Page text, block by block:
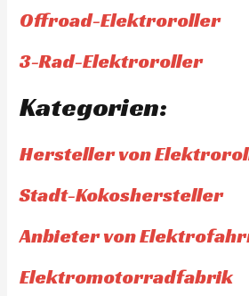
Offroad-Elektroroller
3-Rad-Elektroroller
Kategorien:
Hersteller von
Stadt-Kokoshersteller
Anbieter von
Elektromotorradfabrik